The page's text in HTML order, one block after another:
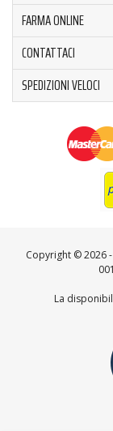
FARMA ONLINE
CONTATTACI
SPEDIZIONI VELOCI
Copyright ©2026
La